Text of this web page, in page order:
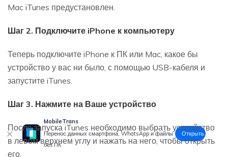
Mac iTunes предустановлен.
Шаг 2. Подключите iPhone к компьютеру
Теперь подключите iPhone к ПК или Mac, какое бы
устройство у вас ни было, с помощью USB-кабеля и
запустите iTunes.
Шаг 3. Нажмите на Ваше устройство
После запуска iTunes необходимо выбрать устройство
в левом верхнем углу и нажать на него, чтобы открыть
его.
MobileTrans
Перенос данных смартфона, WhatsApp и файлы
без ПК
Открыть